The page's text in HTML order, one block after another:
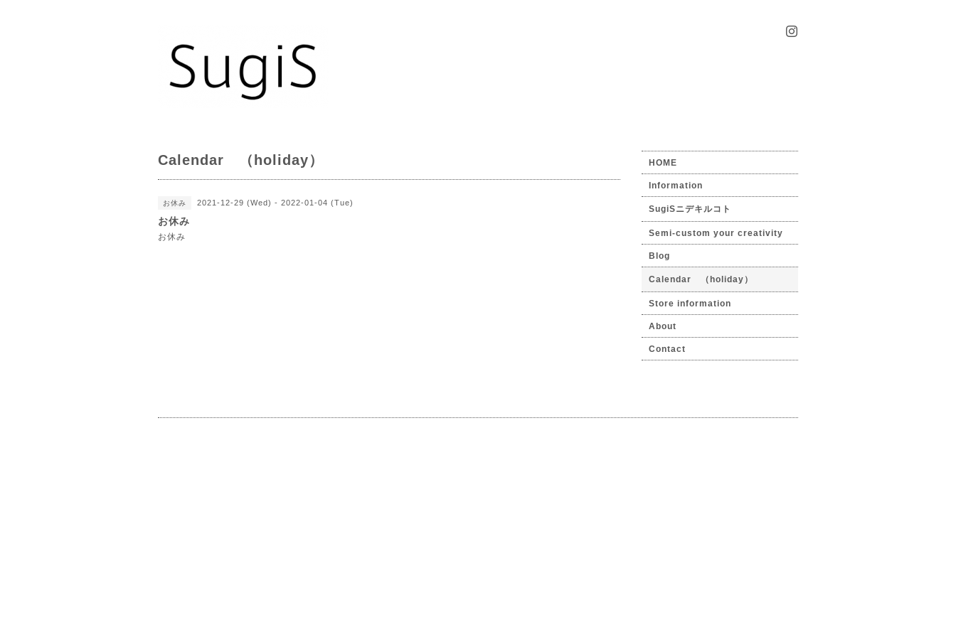
Calendar （holiday）
お休み 2021-12-29 (Wed) - 2022-01-04 (Tue)
お休み
お休み
HOME
Information
SugiSニデキルコト
Semi-custom your creativity
Blog
Calendar （holiday）
Store information
About
Contact